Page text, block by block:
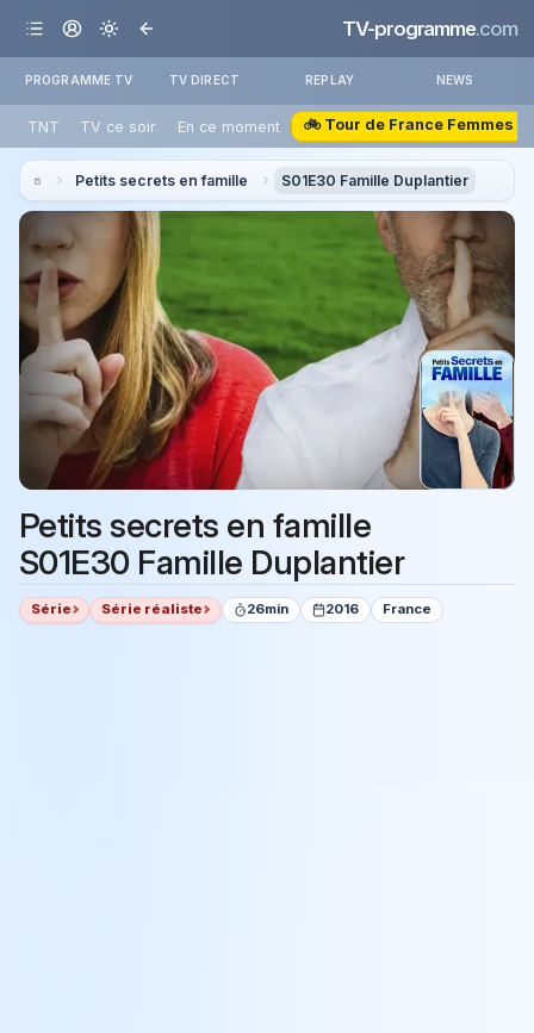
TV-programme.com
PROGRAMME TV TV DIRECT REPLAY NEWS
TNT TV ce soir En ce moment 🚲 Tour de France Femmes
Petits secrets en famille S01E30 Famille Duplantier
Petits secrets en famille
S01E30 Famille Duplantier
Série Série réaliste 26min 2016 France